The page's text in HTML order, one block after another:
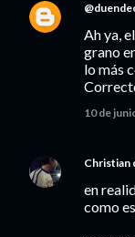
Ah ya,
grano
lo más
10 de
Christian
en
como